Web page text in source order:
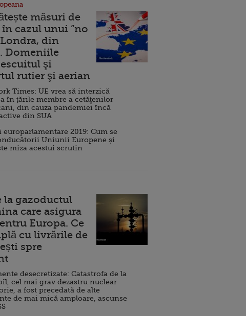
măsuri de
cazul unui ”no
Londra, din
Domeniile
şi
rutier şi aerian
Times: UE vrea să interzică
în țările membre a cetăţenilor
din cauza pandemiei încă
din SUA
europarlamentare 2019: Cum se
Uniunii Europene și
miza acestui scrutin
la gazoductul
care asigura
Europa. Ce
cu livrările de
spre
desecretizate: Catastrofa de la
cel mai grav dezastru nuclear
a fost precedată de alte
de mai mică amploare, ascunse